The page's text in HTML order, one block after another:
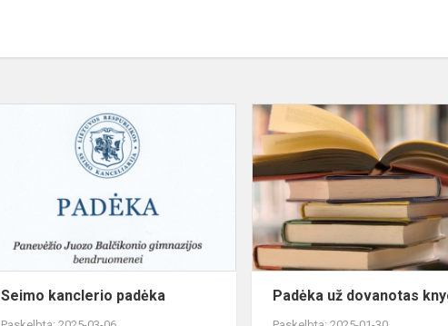
Seimo
kanclerio
padėka
Seimo kanclerio padėka Padėka už dovanotas